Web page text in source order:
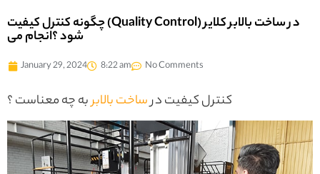
چگونه کنترل کیفیت (Quality Control) در ساخت بالابر کلایر
انجام می‎‌شود ؟
January 29, 2024 8:22 am No Comments
کنترل کیفیت درساخت بالابربه چه معناست ؟